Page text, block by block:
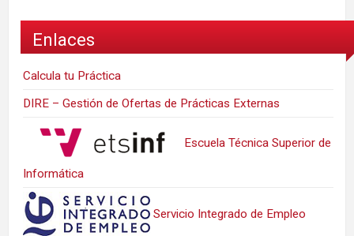
Enlaces
Calcula tu Práctica
DIRE – Gestión de Ofertas de Prácticas Externas
Escuela Técnica Superior de
Informática
Servicio Integrado de Empleo